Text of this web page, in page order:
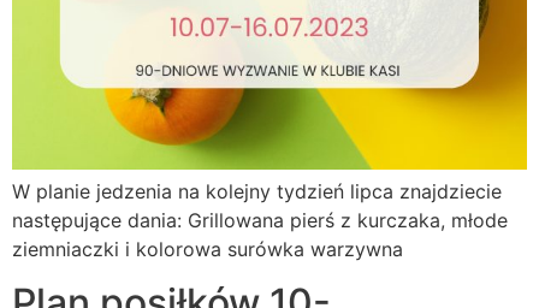
W planie jedzenia na kolejny tydzień lipca znajdziecie
następujące dania: Grillowana pierś z kurczaka, młode
ziemniaczki i kolorowa surówka warzywna